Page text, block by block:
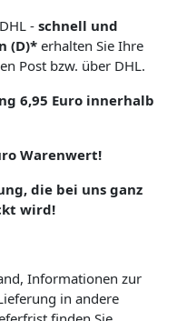
- schnell und
(D)* erhalten Sie Ihre
Post bzw. über DHL.
6,95 Euro innerhalb
Warenwert!
die bei uns ganz
wird!
Informationen zur
in andere